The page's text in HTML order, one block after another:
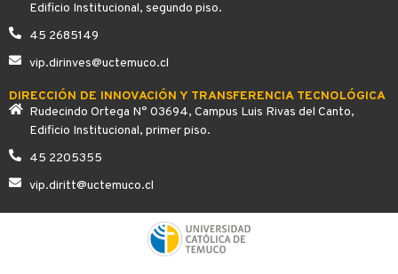
Edificio Institucional, segundo piso.
45 2685149
vip.dirinves@uctemuco.cl
DIRECCIÓN DE INNOVACIÓN Y TRANSFERENCIA TECNOLÓGICA
Rudecindo Ortega N° 03694, Campus Luis Rivas del Canto,
Edificio Institucional, primer piso.
45 2205355
vip.diritt@uctemuco.cl